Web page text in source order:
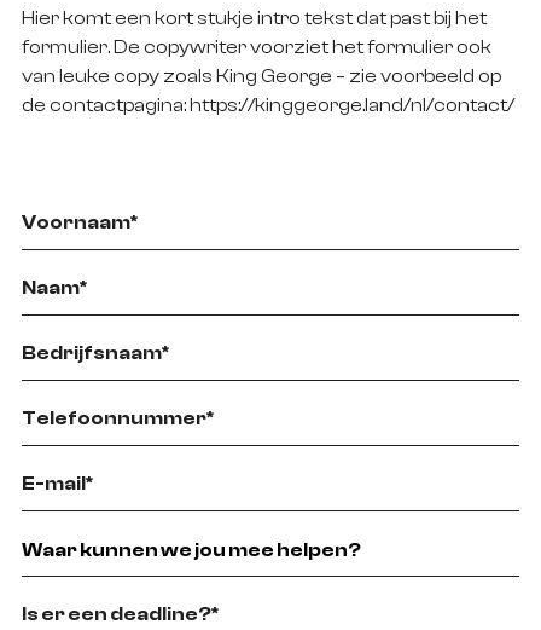
Hier komt een kort stukje intro tekst dat past bij het
formulier. De copywriter voorziet het formulier ook
van leuke copy zoals King George – zie voorbeeld op
de contactpagina: https://kinggeorge.land/nl/contact/